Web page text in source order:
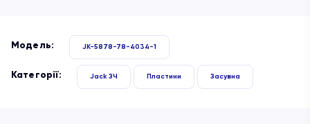
Модель: JK-5878-78-4034-1
Категорії: Jack ЗЧ Пластини Засувна